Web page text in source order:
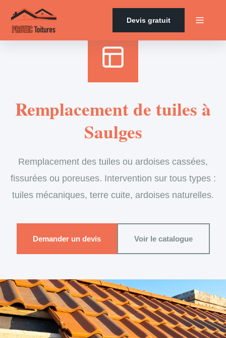
Devis gratuit
Remplacement de tuiles à
Saulges
Remplacement des tuiles ou ardoises cassées,
fissurées ou poreuses. Intervention sur tous types :
tuiles mécaniques, terre cuite, ardoises naturelles.
Demander un devis Voir le catalogue